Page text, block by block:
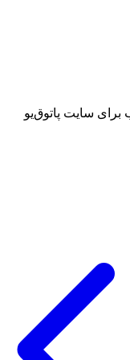
برای سایت پاتوق‌یو